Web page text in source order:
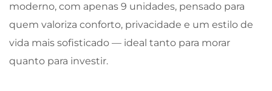
moderno, com apenas 9 unidades, pensado para
quem valoriza conforto, privacidade e um estilo de
vida mais sofisticado — ideal tanto para morar
quanto para investir.